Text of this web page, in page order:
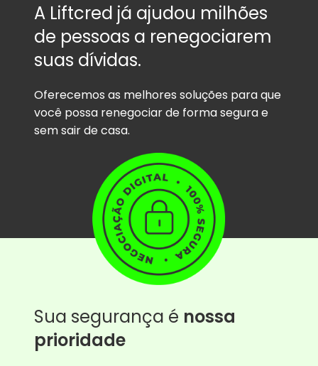
A Liftcred já ajudou milhões
de pessoas a renegociarem
suas dívidas.
Oferecemos as melhores soluções para que
você possa renegociar de forma segura e
sem sair de casa.
Sua segurança é nossa
prioridade